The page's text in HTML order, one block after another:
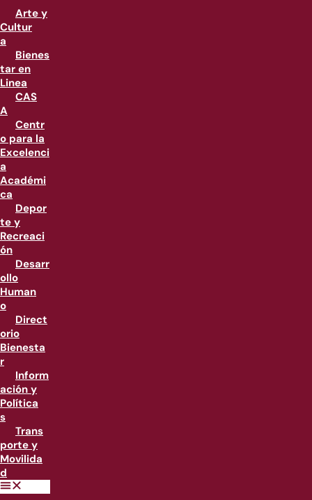
Arte y
Cultur
a
Bienes
tar en
Linea
CAS
A
Centr
o para la
Excelenci
a
Académi
ca
Depor
te y
Recreaci
ón
Desarr
ollo
Human
o
Direct
orio
Bienesta
r
Inform
ación y
Política
s
Trans
porte y
Movilida
d